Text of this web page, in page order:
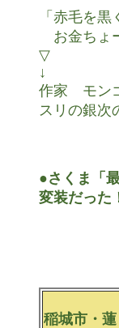
「赤毛を
お金ちょ
▽
↓
作家　モン
スリの銀次
●さくま「
変装だった
稲城市・蓮